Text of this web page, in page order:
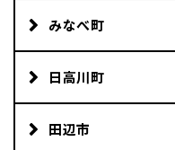
みなべ町
日高川町
田辺市